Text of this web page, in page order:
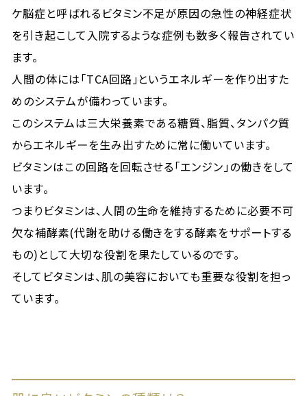
ケ脳症と呼ばれるビタミン不足が原因の急性の神経症状
を引き起こして入院するような症例も数多く報告されてい
ます。
人間の体には「TCA回路」というエネルギーを作り出すた
めのシステムが備わっています。
このシステムは三大栄養素である糖質、脂質、タンパク質
からエネルギーを生み出すために常に働いています。
ビタミンはこの回路を回転させる「エンジン」の働きをして
います。
つまりビタミンは、人間の生命を維持するために必要不可
欠な補酵素(代謝を助ける働きをする酵素をサポートする
もの)として大切な役割を果たしているのです。
そしてビタミンは、肌の美容においても重要な役割を担っ
ています。